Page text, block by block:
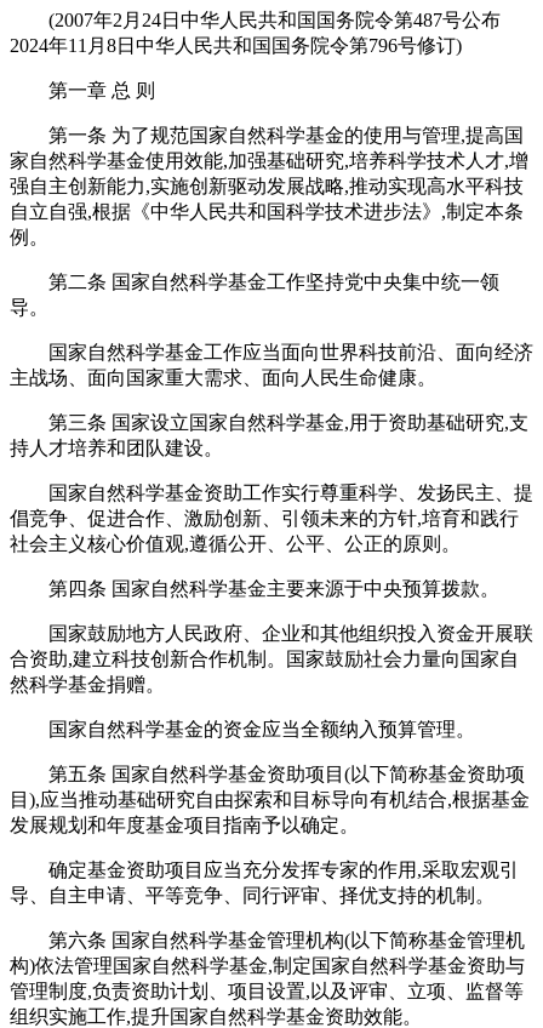
(2007年2月24日中华人民共和国国务院令第487号公布
2024年11月8日中华人民共和国国务院令第796号修订)
第一章 总 则
第一条 为了规范国家自然科学基金的使用与管理,提高国
家自然科学基金使用效能,加强基础研究,培养科学技术人才,增
强自主创新能力,实施创新驱动发展战略,推动实现高水平科技
自立自强,根据《中华人民共和国科学技术进步法》,制定本条
例。
第二条 国家自然科学基金工作坚持党中央集中统一领
导。
国家自然科学基金工作应当面向世界科技前沿、面向经济
主战场、面向国家重大需求、面向人民生命健康。
第三条 国家设立国家自然科学基金,用于资助基础研究,支
持人才培养和团队建设。
国家自然科学基金资助工作实行尊重科学、发扬民主、提
倡竞争、促进合作、激励创新、引领未来的方针,培育和践行
社会主义核心价值观,遵循公开、公平、公正的原则。
第四条 国家自然科学基金主要来源于中央预算拨款。
国家鼓励地方人民政府、企业和其他组织投入资金开展联
合资助,建立科技创新合作机制。国家鼓励社会力量向国家自
然科学基金捐赠。
国家自然科学基金的资金应当全额纳入预算管理。
第五条 国家自然科学基金资助项目(以下简称基金资助项
目),应当推动基础研究自由探索和目标导向有机结合,根据基金
发展规划和年度基金项目指南予以确定。
确定基金资助项目应当充分发挥专家的作用,采取宏观引
导、自主申请、平等竞争、同行评审、择优支持的机制。
第六条 国家自然科学基金管理机构(以下简称基金管理机
构)依法管理国家自然科学基金,制定国家自然科学基金资助与
管理制度,负责资助计划、项目设置,以及评审、立项、监督等
组织实施工作,提升国家自然科学基金资助效能。